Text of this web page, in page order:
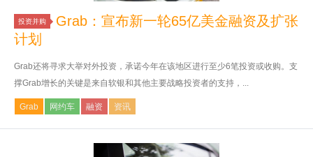
投资并购
Grab：宣布新一轮65亿美金融资及扩张
计划
Grab还将寻求大举对外投资，承诺今年在该地区进行至少6笔投资或收购。支
撑Grab增长的关键是来自软银和其他主要战略投资者的支持，...
Grab 网约车 融资 资讯